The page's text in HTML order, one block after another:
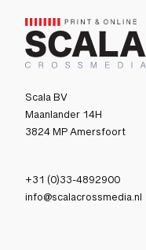
Scala BV
Maanlander 14H
3824 MP Amersfoort
+31 (0)33-4892900
info@scalacrossmedia.nl